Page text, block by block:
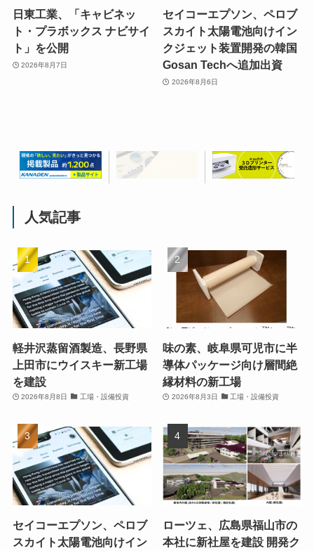
日東工業、「キャビネッ
ト・プラボックス ナビサイ
ト」を公開
2026年8月7日
セイコーエプソン、ペロブ
スカイト太陽電池向けイン
クジェット装置開発の韓国
Gosan Techへ追加出資
2026年8月6日
人気記事
軽井沢蒸留酒製造、長野県
上田市にウイスキー新工場
を建設
2026年8月8日 工場・設備投資
味の素、岐阜県可児市に半
導体パッケージ向け層間絶
縁材料の新工場
2026年8月3日 工場・設備投資
セイコーエプソン、ペロブ
スカイト太陽電池向けイン
ローツェ、広島県福山市の
本社に新社屋を建設 開発ク